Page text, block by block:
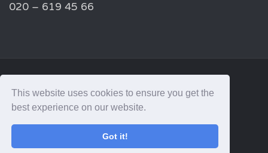
This website uses cookies to ensure you get the
best experience on our website.
Got it!
020 – 619 45 66